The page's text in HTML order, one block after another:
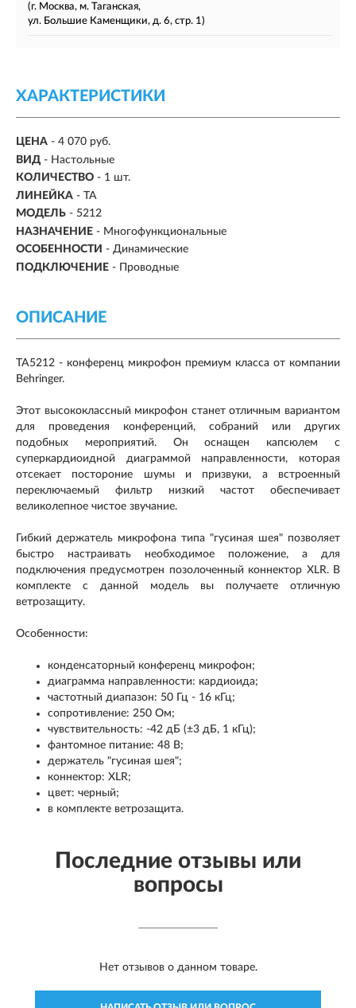
(г. Москва, м. Таганская,
ул. Большие Каменщики, д. 6, стр. 1)
ХАРАКТЕРИСТИКИ
ЦЕНА - 4 070 руб.
ВИД - Настольные
КОЛИЧЕСТВО - 1 шт.
ЛИНЕЙКА - TA
МОДЕЛЬ - 5212
НАЗНАЧЕНИЕ - Многофункциональные
ОСОБЕННОСТИ - Динамические
ПОДКЛЮЧЕНИЕ - Проводные
ОПИСАНИЕ
TA5212 - конференц микрофон премиум класса от компании
Behringer.
Этот высококлассный микрофон станет отличным вариантом
для проведения конференций, собраний или других
подобных мероприятий. Он оснащен капсюлем с
суперкардиоидной диаграммой направленности, которая
отсекает постороние шумы и призвуки, а встроенный
переключаемый фильтр низкий частот обеспечивает
великолепное чистое звучание.
Гибкий держатель микрофона типа "гусиная шея" позволяет
быстро настраивать необходимое положение, а для
подключения предусмотрен позолоченный коннектор XLR. В
комплекте с данной модель вы получаете отличную
ветрозащиту.
Особенности:
конденсаторный конференц микрофон;
диаграмма направленности: кардиоида;
частотный диапазон: 50 Гц - 16 кГц;
сопротивление: 250 Ом;
чувствительность: -42 дБ (±3 дБ, 1 кГц);
фантомное питание: 48 В;
держатель "гусиная шея";
коннектор: XLR;
цвет: черный;
в комплекте ветрозащита.
Последние отзывы или
вопросы
Нет отзывов о данном товаре.